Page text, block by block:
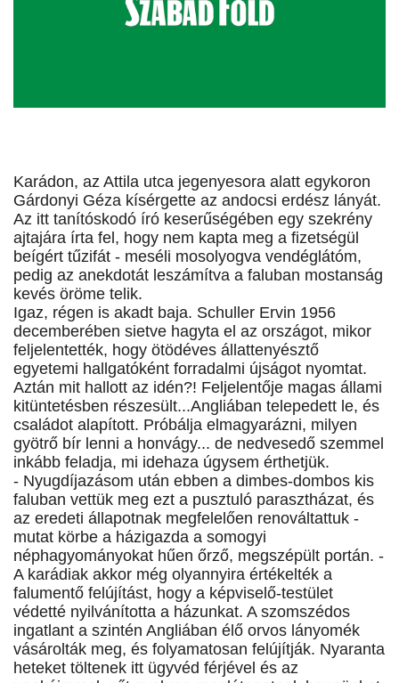
Karádon, az Attila utca jegenyesora alatt egykoron
Gárdonyi Géza kísérgette az andocsi erdész lányát.
Az itt tanítóskodó író keserűségében egy szekrény
ajtajára írta fel, hogy nem kapta meg a fizetségül
beígért tűzifát - meséli mosolyogva vendéglátóm,
pedig az anekdotát leszámítva a faluban mostanság
kevés öröme telik.
Igaz, régen is akadt baja. Schuller Ervin 1956
decemberében sietve hagyta el az országot, mikor
feljelentették, hogy ötödéves állattenyésztő
egyetemi hallgatóként forradalmi újságot nyomtat.
Aztán mit hallott az idén?! Feljelentője magas állami
kitüntetésben részesült...Angliában telepedett le, és
családot alapított. Próbálja elmagyarázni, milyen
gyötrő bír lenni a honvágy... de nedvesedő szemmel
inkább feladja, mi idehaza úgysem érthetjük.
- Nyugdíjazásom után ebben a dimbes-dombos kis
faluban vettük meg ezt a pusztuló parasztházat, és
az eredeti állapotnak megfelelően renováltattuk -
mutat körbe a házigazda a somogyi
néphagyományokat hűen őrző, megszépült portán. -
A karádiak akkor még olyannyira értékelték a
falumentő felújítást, hogy a képviselő-testület
védetté nyilvánította a házunkat. A szomszédos
ingatlant a szintén Angliában élő orvos lányomék
vásárolták meg, és folyamatosan felújítják. Nyaranta
heteket töltenek itt ügyvéd férjével és az